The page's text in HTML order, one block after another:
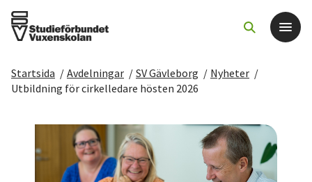
Det här gör vi
För dig som
Sök kurser och evenemang
Startsida / Avdelningar / SV Gävleborg / Nyheter /
Utbildning för cirkelledare hösten 2026